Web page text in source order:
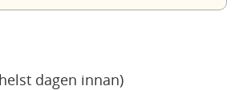
dagen innan)